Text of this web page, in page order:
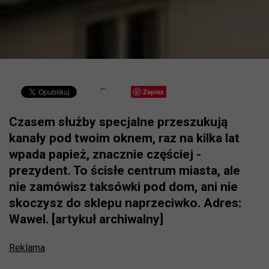
Zapisz
Czasem służby specjalne przeszukują
kanały pod twoim oknem, raz na kilka lat
wpada papież, znacznie częściej -
prezydent. To ścisłe centrum miasta, ale
nie zamówisz taksówki pod dom, ani nie
skoczysz do sklepu naprzeciwko. Adres:
Wawel. [artykuł archiwalny]
Reklama